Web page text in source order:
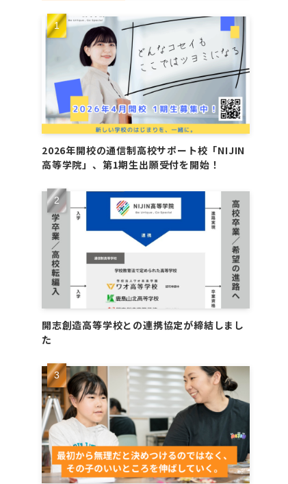
2026年開校の通信制高校サポート校「NIJIN
高等学院」、第1期生出願受付を開始！
開志創造高等学校との連携協定が締結しまし
た